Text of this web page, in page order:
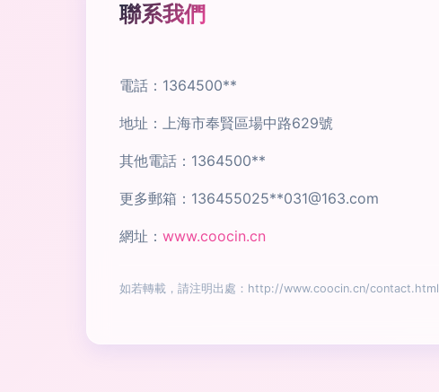
聯系我們
電話：1364500**
地址：上海市奉賢區場中路629號
其他電話：1364500**
更多郵箱：136455025**031@163.com
網址： www.coocin.cn
如若轉載，請注明出處：http://www.coocin.cn/contact.html